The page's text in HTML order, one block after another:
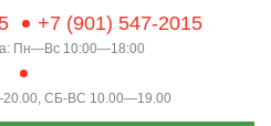
+7 (901) 547-2015
Пн—Вс 10:00—18:00
СБ-ВС 10.00—19.00